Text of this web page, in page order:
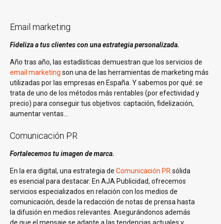
Email marketing
Fideliza a tus clientes con una estrategia personalizada.
Año tras año, las estadísticas demuestran que los servicios de
email marketing son una de las herramientas de marketing más
utilizadas por las empresas en España. Y sabemos por qué: se
trata de uno de los métodos más rentables (por efectividad y
precio) para conseguir tus objetivos: captación, fidelización,
aumentar ventas…
Comunicación PR
Fortalecemos tu imagen de marca.
En la era digital, una estrategia de Comunicación PRsólida
es esencial para destacar. En AJA Publicidad, ofrecemos
servicios especializados en relación con los medios de
comunicación, desde la redacción de notas de prensa hasta
la difusión en medios relevantes. Asegurándonos además